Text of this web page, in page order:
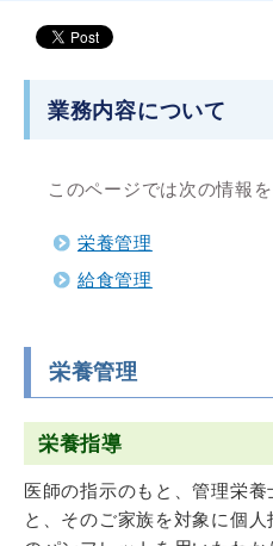
業務内容について
このページでは次の情報
栄養管理
給食管理
栄養管理
栄養指導
医師の指示のもと、管理栄
と、そのご家族を対象に個